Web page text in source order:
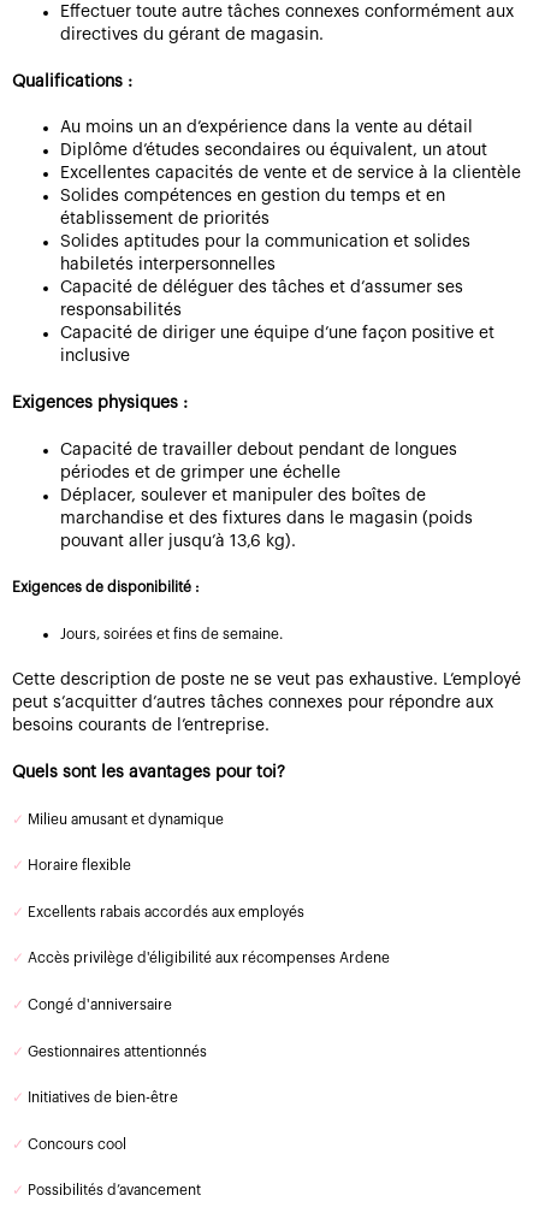
Effectuer toute autre tâches connexes conformément aux
directives du gérant de magasin.
Qualifications :
Au moins un an d’expérience dans la vente au détail
Diplôme d’études secondaires ou équivalent, un atout
Excellentes capacités de vente et de service à la clientèle
Solides compétences en gestion du temps et en
établissement de priorités
Solides aptitudes pour la communication et solides
habiletés interpersonnelles
Capacité de déléguer des tâches et d’assumer ses
responsabilités
Capacité de diriger une équipe d’une façon positive et
inclusive
Exigences physiques :
Capacité de travailler debout pendant de longues
périodes et de grimper une échelle
Déplacer, soulever et manipuler des boîtes de
marchandise et des fixtures dans le magasin (poids
pouvant aller jusqu’à 13,6 kg).
Exigences de disponibilité :
Jours, soirées et fins de semaine.
Cette description de poste ne se veut pas exhaustive. L’employé
peut s’acquitter d’autres tâches connexes pour répondre aux
besoins courants de l’entreprise.
Quels sont les avantages pour toi?
✓ Milieu amusant et dynamique
✓ Horaire flexible
✓ Excellents rabais accordés aux employés
✓ Accès privilège d'éligibilité aux récompenses Ardene
✓ Congé d'anniversaire
✓ Gestionnaires attentionnés
✓ Initiatives de bien-être
✓ Concours cool
✓ Possibilités d’avancement